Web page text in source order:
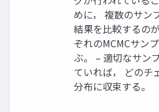
めに， 複数のサン
結果を比較するの
ぞれのMCMCサン
ぶ。 – 適切なサン
ていれば， どのチ
分布に収束する。